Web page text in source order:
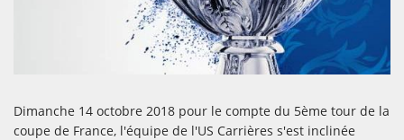
Dimanche 14 octobre 2018 pour le compte du 5ème tour de la
coupe de France, l'équipe de l'US Carrières s'est inclinée